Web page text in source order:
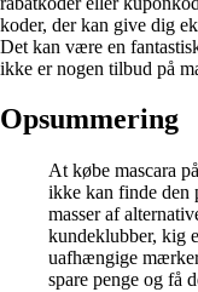
koder, der kan give dig
Det kan være en
ikke er nogen tilbud på
Opsummering
At købe mascara
ikke kan finde den
masser af
kundeklubber, kig
uafhængige
spare penge og få